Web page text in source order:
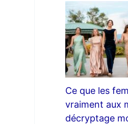
Ce que les
vraiment aux
décryptage